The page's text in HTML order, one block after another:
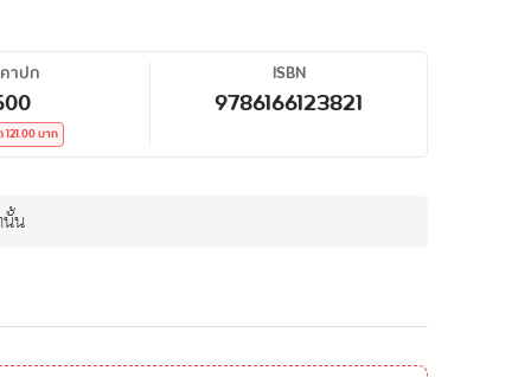
าปก
121.00บาท
ISBN
9786166123821
น